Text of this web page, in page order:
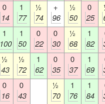
0
14
1
77
½
74
+
96
½
50
0
25
1
100
1
50
0
22
0
30
½
68
1
82
½
43
½
72
1
62
0
35
0
37
1
69
0
16
0
43
½
70
1
76
1
84